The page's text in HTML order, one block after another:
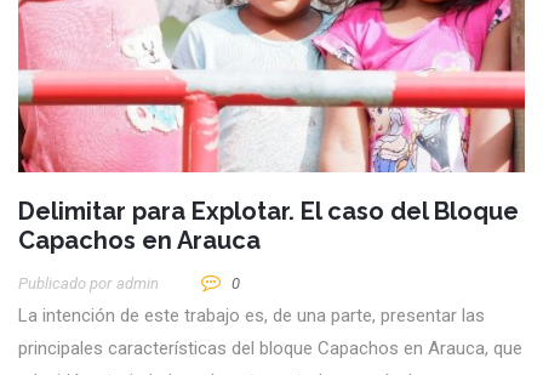
Delimitar para Explotar. El caso del Bloque
Capachos en Arauca
Publicado por Admin 0
La intención de este trabajo es, de una parte, presentar las
principales características del bloque Capachos en Arauca, que